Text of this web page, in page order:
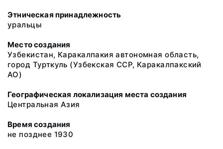
Этническая принадлежность
уральцы
Место создания
Узбекистан, Каракалпакия автономная область,
город Турткуль (Узбекская ССР, Каракалпакский
АО)
Географическая локализация места создания
Центральная Азия
Время создания
не позднее 1930